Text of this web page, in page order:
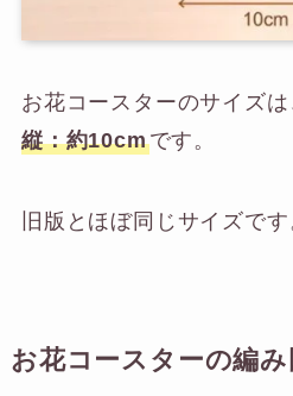
お花コースターのサイズ
縦：約10cmです。
旧版とほぼ同じサイズです
お花コースターの編み